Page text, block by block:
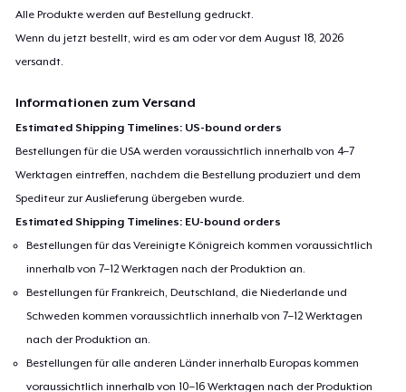
Alle Produkte werden auf Bestellung gedruckt.
Wenn du jetzt bestellt, wird es am oder vor demAugust 18, 2026
versandt.
Informationen zum Versand
Estimated Shipping Timelines: US-bound orders
Bestellungen für die USA werden voraussichtlich innerhalb von 4–7
Werktagen eintreffen, nachdem die Bestellung produziert und dem
Spediteur zur Auslieferung übergeben wurde.
Estimated Shipping Timelines: EU-bound orders
Bestellungen für das Vereinigte Königreich kommen voraussichtlich
innerhalb von 7–12 Werktagen nach der Produktion an.
Bestellungen für Frankreich, Deutschland, die Niederlande und
Schweden kommen voraussichtlich innerhalb von 7–12 Werktagen
nach der Produktion an.
Bestellungen für alle anderen Länder innerhalb Europas kommen
voraussichtlich innerhalb von 10–16 Werktagen nach der Produktion